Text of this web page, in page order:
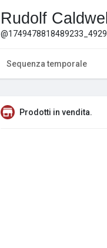
Rudolf Caldwell
@1749478818489233_4929
Sequenza temporale
Prodotti in vendita.